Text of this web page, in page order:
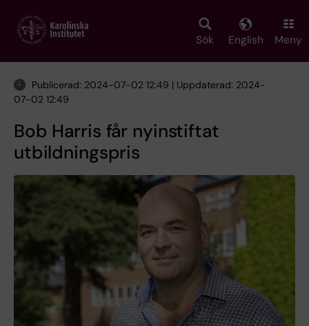
main
Sök English Meny
Publicerad: 2024-07-02 12:49 | Uppdaterad: 2024-
07-02 12:49
Bob Harris får nyinstiftat
utbildningspris